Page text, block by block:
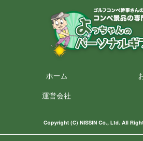
ホーム
運営会社
Copyright (C) NISSIN Co., Ltd. All